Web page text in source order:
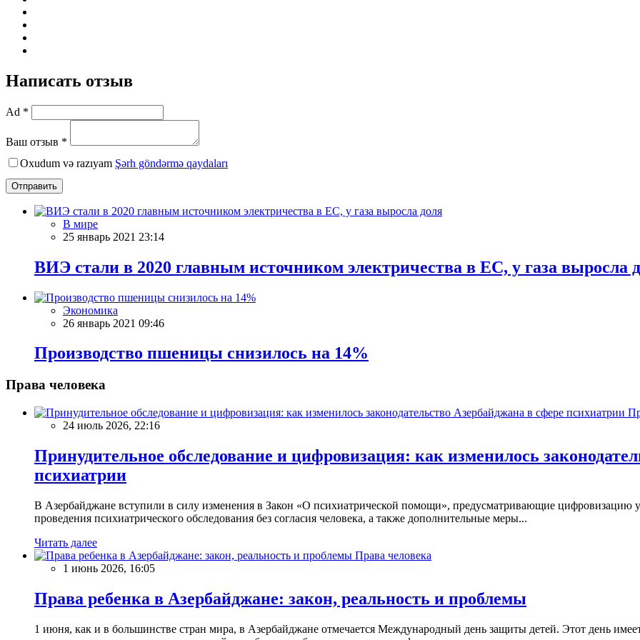
Написать отзыв
Ad *
Ваш отзыв *
Oxudum və razıyam Şərh göndərmə qaydaları
Отправить
В мире
25 январь 2021 23:14
ВИЭ стали в 2020 главным источником электричества в ЕС, у газа выросла
Экономика
26 январь 2021 09:46
Производство пшеницы снизилось на 14%
Права человека
24 июль 2026, 22:16
Принудительное обследование и цифровизация: как изменилось
психиатрии
В Азербайджане вступили в силу изменения в Закон «О психиатрической помощи», предусматривающие цифровизацию
проведения психиатрического обследования без согласия человека, а также дополнительные меры...
Читать далее
Права человека
1 июнь 2026, 16:05
Права ребенка в Азербайджане: закон, реальность и проблемы
1 июня, как и в большинстве стран мира, в Азербайджане отмечается Международный день защиты детей. Этот день